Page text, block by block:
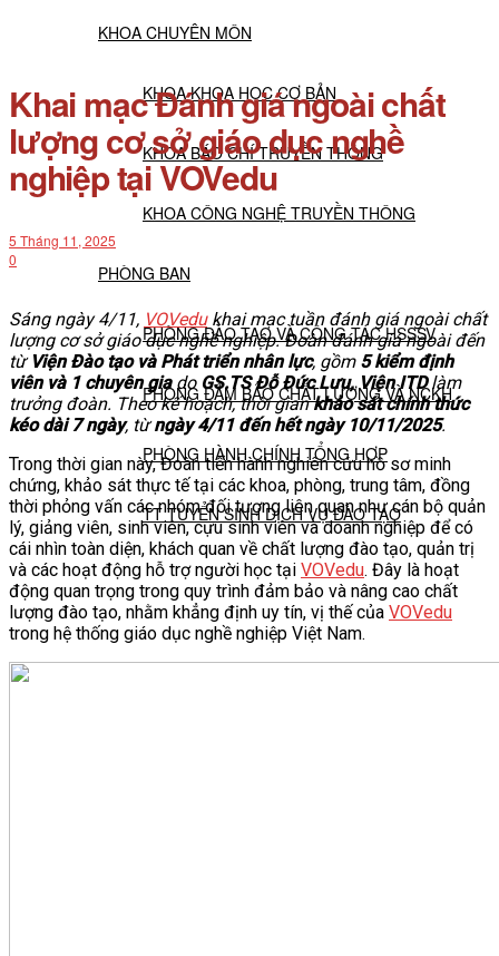
KHOA CHUYÊN MÔN
KHOA KHOA HỌC CƠ BẢN
KHOA BÁO CHÍ TRUYỀN THÔNG
KHOA CÔNG NGHỆ TRUYỀN THÔNG
PHÒNG BAN
PHÒNG ĐÀO TẠO VÀ CÔNG TÁC HSSSV
PHÒNG ĐẢM BẢO CHẤT LƯỢNG VÀ NCKH
PHÒNG HÀNH CHÍNH TỔNG HỢP
TT TUYỂN SINH DỊCH VỤ ĐÀO TẠO
NGHIÊN CỨU KHOA HỌC
VĂN BẢN
Khai mạc Đánh giá ngoài chất
lượng cơ sở giáo dục nghề
nghiệp tại VOVedu
5 Tháng 11, 2025
0
Sáng ngày 4/11, VOVedukhai mạc tuần đánh giá ngoài chất
lượng cơ sở giáo dục nghề nghiệp. Đoàn đánh giá ngoài đến
từ Viện Đào tạo và Phát triển nhân lực, gồm 5 kiểm định
viên và 1 chuyên giado GS.TS Đỗ Đức Lưu, Viện ITDlàm
trưởng đoàn. Theo kế hoạch, thời giankhảo sát chính thức
kéo dài 7 ngày, từngày 4/11 đến hết ngày 10/11/2025.
Trong thời gian này, Đoàn tiến hành nghiên cứu hồ sơ minh
chứng, khảo sát thực tế tại các khoa, phòng, trung tâm, đồng
thời phỏng vấn các nhóm đối tượng liên quan như cán bộ quản
lý, giảng viên, sinh viên, cựu sinh viên và doanh nghiệp để có
cái nhìn toàn diện, khách quan về chất lượng đào tạo, quản trị
và các hoạt động hỗ trợ người học tại VOVedu. Đây là hoạt
động quan trọng trong quy trình đảm bảo và nâng cao chất
lượng đào tạo, nhằm khẳng định uy tín, vị thế của VOVedu
trong hệ thống giáo dục nghề nghiệp Việt Nam.